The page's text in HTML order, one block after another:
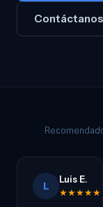
Contáctanos
L
Luis E.
★★★★★